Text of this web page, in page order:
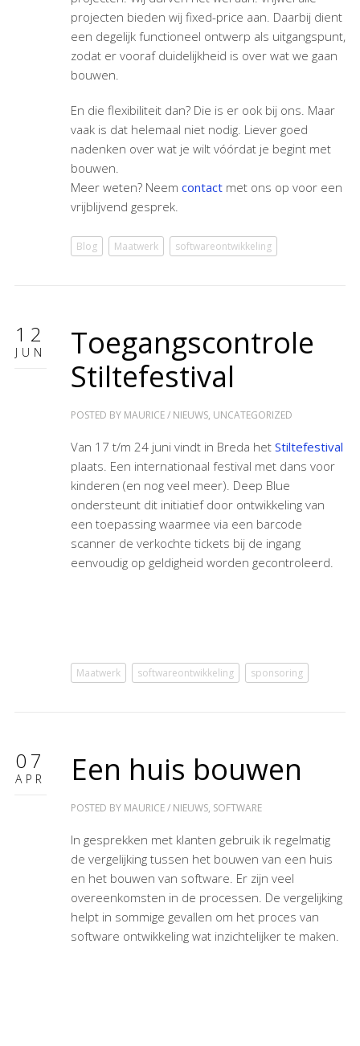
projecten bieden wij fixed-price aan. Daarbij dient
een degelijk functioneel ontwerp als uitgangspunt,
zodat er vooraf duidelijkheid is over wat we gaan
bouwen.
En die flexibiliteit dan? Die is er ook bij ons. Maar
vaak is dat helemaal niet nodig. Liever goed
nadenken over wat je wilt vóórdat je begint met
bouwen.
Meer weten? Neem contact met ons op voor een
vrijblijvend gesprek.
Blog Maatwerk softwareontwikkeling
12
JUN
Toegangscontrole
Stiltefestival
POSTED BY MAURICE/ NIEUWS, UNCATEGORIZED
Van 17 t/m 24 juni vindt in Breda het Stiltefestival
plaats. Een internationaal festival met dans voor
kinderen (en nog veel meer). Deep Blue
ondersteunt dit initiatief door ontwikkeling van
een toepassing waarmee via een barcode
scanner de verkochte tickets bij de ingang
eenvoudig op geldigheid worden gecontroleerd.
Maatwerk softwareontwikkeling sponsoring
07
APR Een huis bouwen
POSTED BY MAURICE/ NIEUWS, SOFTWARE
In gesprekken met klanten gebruik ik regelmatig
de vergelijking tussen het bouwen van een huis
en het bouwen van software. Er zijn veel
overeenkomsten in de processen. De vergelijking
helpt in sommige gevallen om het proces van
software ontwikkeling wat inzichtelijker te maken.